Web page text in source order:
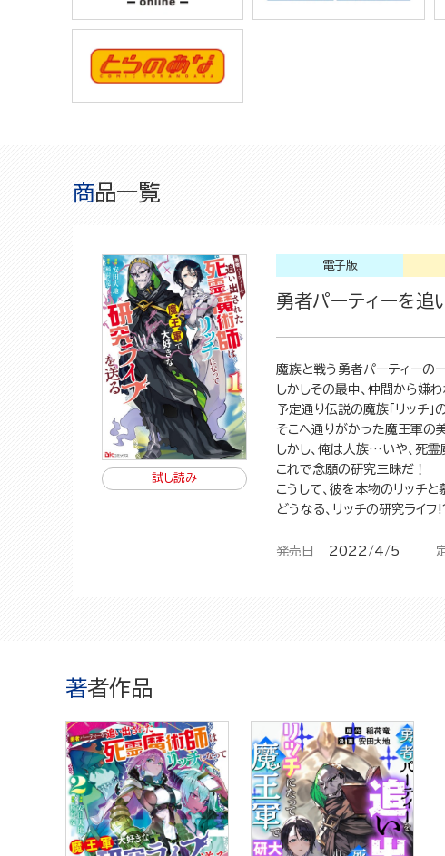
商品一覧
試し読み
電子版
勇者パーティーを追
魔族と戦う勇者パーティーの
しかしその最中、仲間から嫌
予定通り伝説の魔族「リッチ
そこへ通りがかった魔王軍の
しかし、俺は人族…いや、死
これで念願の研究三昧だ！
こうして、彼を本物のリッチ
どうなる、リッチの研究ライフ
発売日 2022/4/5
著者作品